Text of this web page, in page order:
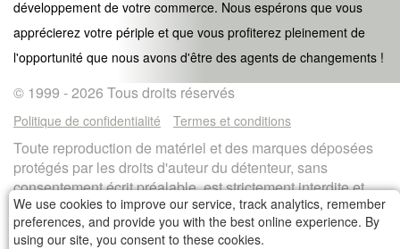
développement de votre commerce. Nous espérons que vous
apprécierez votre périple et que vous profiterez pleinement de
l'opportunité que nous avons d'être des agents de changements !
© 1999 - 2026 Tous droits réservés
Politique de confidentialité Termes et conditions
Toute reproduction de matériel et des marques déposées
protégés par les droits d'auteur du détenteur, sans
consentement écrit préalable, est strictement interdite et
constitue une violation de la loi sur les droit d'auteur et les
marques déposées.
We use cookies to improve our service, track analytics, remember
preferences, and provide you with the best online experience. By
using our site, you consent to these cookies.